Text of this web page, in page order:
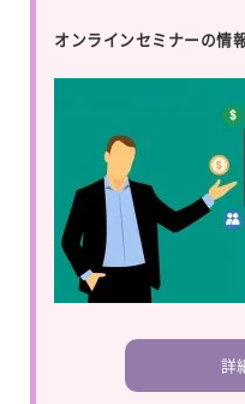
オンラインセミナーの情
詳